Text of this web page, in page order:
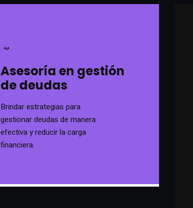
Asesoría en gestión
de deudas
Brindar estrategias para
gestionar deudas de manera
efectiva y reducir la carga
financiera.